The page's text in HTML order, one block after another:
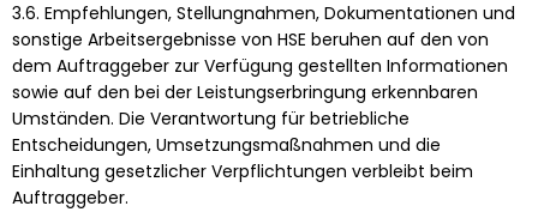
3.6. Empfehlungen, Stellungnahmen, Dokumentationen und
sonstige Arbeitsergebnisse von HSE beruhen auf den von
dem Auftraggeber zur Verfügung gestellten Informationen
sowie auf den bei der Leistungserbringung erkennbaren
Umständen. Die Verantwortung für betriebliche
Entscheidungen, Umsetzungsmaßnahmen und die
Einhaltung gesetzlicher Verpflichtungen verbleibt beim
Auftraggeber.